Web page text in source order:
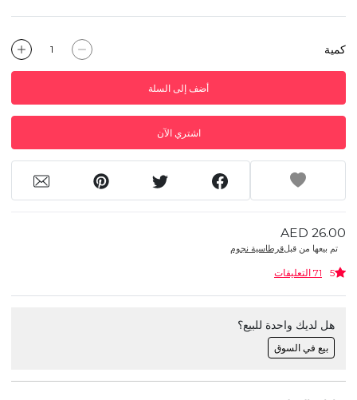
كمية
أضف إلى السلة
اشتري الآن
AED 26.00
تم بيعها من قبلقرطاسية نجوم
5 71 التعليقات
هل لديك واحدة للبيع؟
بيع في السوق